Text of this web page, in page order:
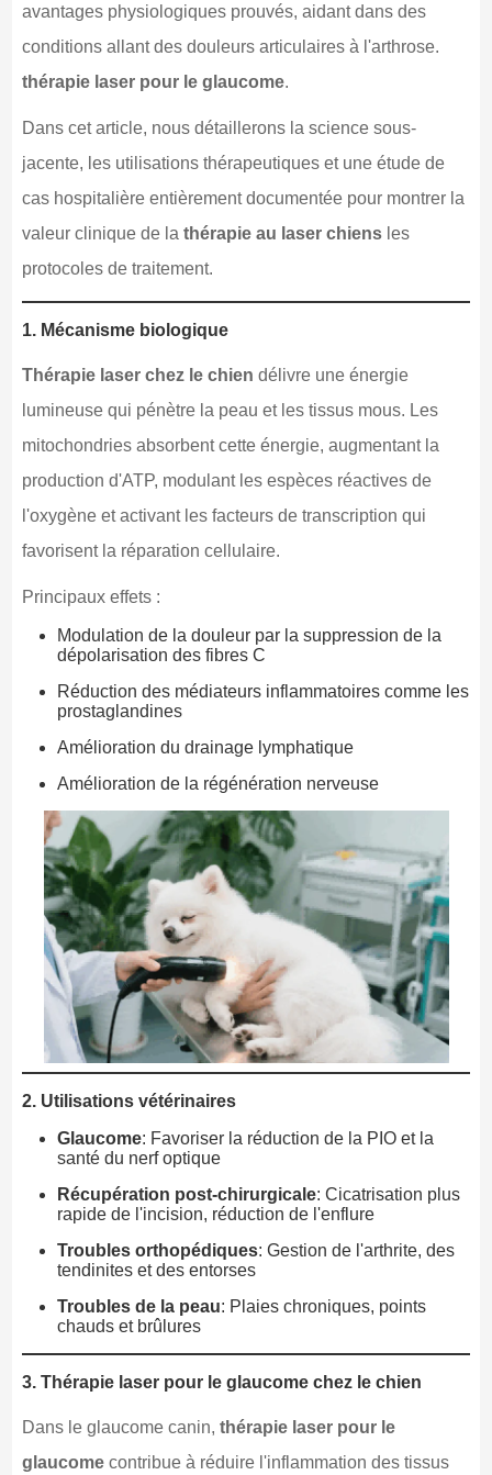
avantages physiologiques prouvés, aidant dans des
conditions allant des douleurs articulaires à l'arthrose.
thérapie laser pour le glaucome.
Dans cet article, nous détaillerons la science sous-
jacente, les utilisations thérapeutiques et une étude de
cas hospitalière entièrement documentée pour montrer la
valeur clinique de la thérapie au laser chiensles
protocoles de traitement.
1. Mécanisme biologique
Thérapie laser chez le chien délivre une énergie
lumineuse qui pénètre la peau et les tissus mous. Les
mitochondries absorbent cette énergie, augmentant la
production d'ATP, modulant les espèces réactives de
l'oxygène et activant les facteurs de transcription qui
favorisent la réparation cellulaire.
Principaux effets :
Modulation de la douleur par la suppression de la
dépolarisation des fibres C
Réduction des médiateurs inflammatoires comme les
prostaglandines
Amélioration du drainage lymphatique
Amélioration de la régénération nerveuse
2. Utilisations vétérinaires
Glaucome: Favoriser la réduction de la PIO et la
santé du nerf optique
Récupération post-chirurgicale: Cicatrisation plus
rapide de l'incision, réduction de l'enflure
Troubles orthopédiques: Gestion de l'arthrite, des
tendinites et des entorses
Troubles de la peau: Plaies chroniques, points
chauds et brûlures
3. Thérapie laser pour le glaucome chez le chien
Dans le glaucome canin, thérapie laser pour le
glaucomecontribue à réduire l'inflammation des tissus